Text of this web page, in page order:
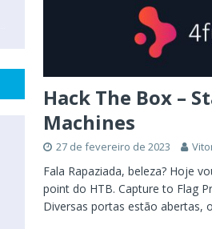
Hack The Box –
Machines
27 de fevereiro de 2023
Fala Rapaziada, beleza? Hoje
point do HTB. Capture to Flag
Diversas portas estão abertas,